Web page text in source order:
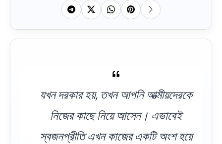
যখন দরকার হয়, তখন আপনি আত্মীয়দেরকে
নিজের কাছে নিয়ে আসেন। এভাবেই
স্বজনপ্রীতি এখন কাজের একটি অংশ হয়ে